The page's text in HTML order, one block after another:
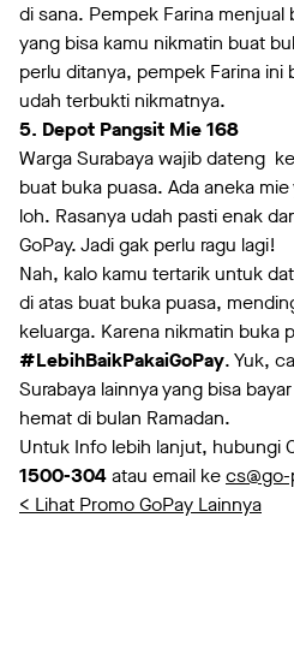
di sana. Pempek Farina
yang bisa kamu nikmatin buat
perlu ditanya, pempek Farina ini
udah terbukti nikmatnya.
5. Depot Pangsit Mie 168
Warga Surabaya wajib dateng
buat buka puasa. Ada aneka
loh. Rasanya udah pasti enak
GoPay. Jadi gak perlu ragu lagi!
Nah, kalo kamu tertarik untuk
di atas buat buka puasa,
keluarga. Karena nikmatin buka
#LebihBaikPakaiGoPay. Yuk,
Surabaya lainnya yang bisa
hemat di bulan Ramadan.
Untuk Info lebih lanjut, hubungi
1500-304atau email ke
< Lihat Promo GoPay Lainnya